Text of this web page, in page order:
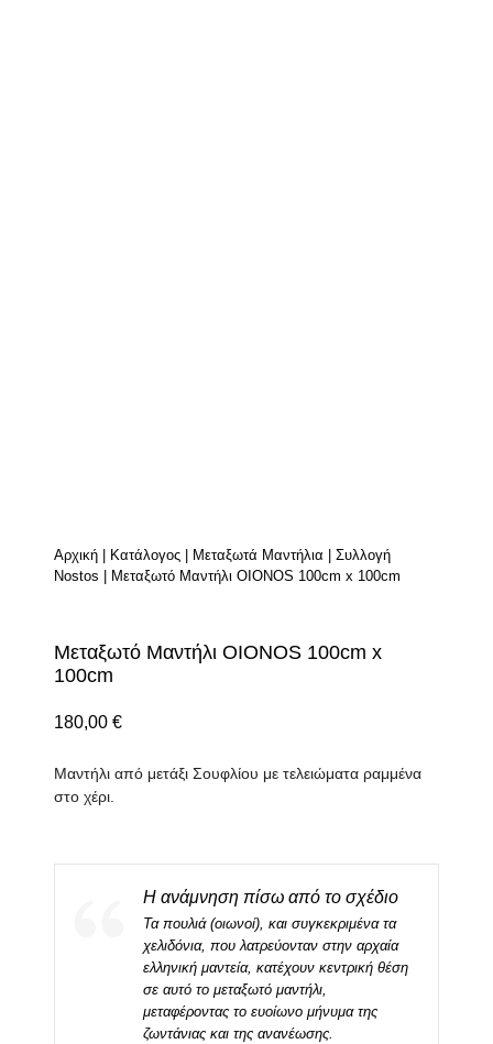
Αρχική | Κατάλογος | Μεταξωτά Μαντήλια | Συλλογή
Nostos | Μεταξωτό Μαντήλι OIONOS 100cm x 100cm
Μεταξωτό Μαντήλι OIONOS 100cm x
100cm
180,00 €
Μαντήλι από μετάξι Σουφλίου με τελειώματα ραμμένα
στο χέρι.
Η ανάμνηση πίσω από το σχέδιο
Τα πουλιά (οιωνοί), και συγκεκριμένα τα
χελιδόνια, που λατρεύονταν στην αρχαία
ελληνική μαντεία, κατέχουν κεντρική θέση
σε αυτό το μεταξωτό μαντήλι,
μεταφέροντας το ευοίωνο μήνυμα της
ζωντάνιας και της ανανέωσης.